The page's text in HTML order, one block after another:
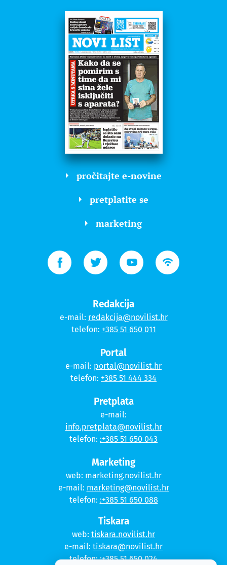
pročitajte e-novine
pretplatite se
marketing
Redakcija
e-mail: redakcija@novilist.hr
telefon: +385 51 650 011
Portal
e-mail: portal@novilist.hr
telefon: +385 51 444 334
Pretplata
e-mail:
info.pretplata@novilist.hr
telefon: :+385 51 650 043
Marketing
web: marketing.novilist.hr
e-mail: marketing@novilist.hr
telefon: :+385 51 650 088
Tiskara
web: tiskara.novilist.hr
e-mail: tiskara@novilist.hr
telefon::+385 51 650 024